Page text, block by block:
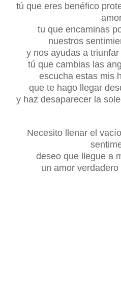
tú que eres benéfico
tu que encaminas
nuestros
y nos ayudas a
tú que cambias las
escucha estas mis
que te hago llegar
y haz desaparecer la
Necesito llenar el
deseo que llegue a
un amor